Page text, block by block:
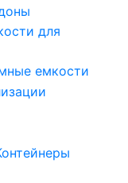
для
емкости